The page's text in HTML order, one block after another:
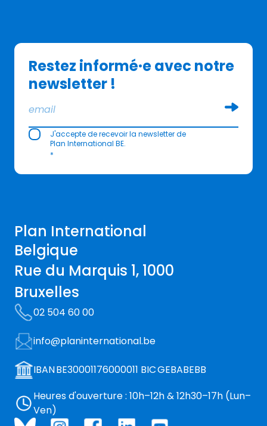
Restez informé·e avec notre
newsletter !
J'accepte de recevoir la newsletter de
Plan International BE.
*
Plan International
Belgique
Rue du Marquis 1, 1000
Bruxelles
02 504 60 00
info@planinternational.be
IBAN BE30001176000011 BIC GEBABEBB
Heures d'ouverture : 10h–12h & 12h30–17h (Lun–
Ven)